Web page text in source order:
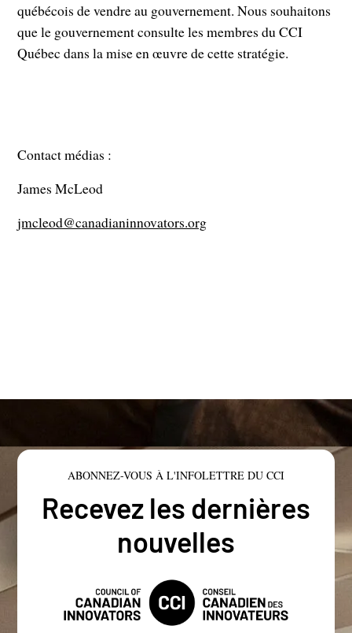
québécois de vendre au gouvernement. Nous souhaitons
que le gouvernement consulte les membres du CCI
Québec dans la mise en œuvre de cette stratégie.
Contact médias :
James McLeod
jmcleod@canadianinnovators.org
ABONNEZ-VOUS À L'INFOLETTRE DU CCI
Recevez les dernières
nouvelles